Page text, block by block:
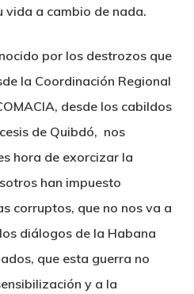
vida a cambio de nada.
por los destrozos que
la Coordinación Regional
desde los cabildos
de Quibdó, nos
hora de exorcizar la
han impuesto
corruptos, que no nos va a
diálogos de la Habana
que esta guerra no
y a la